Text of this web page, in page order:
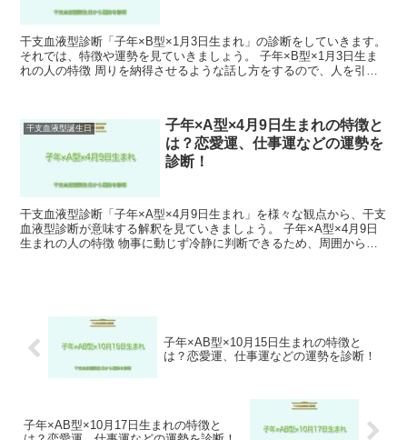
干支血液型診断「子年×B型×1月3日生まれ」の診断をしていきます。
それでは、特徴や運勢を見ていきましょう。 子年×B型×1月3日生ま
れの人の特徴 周りを納得させるような話し方をするので、人を引き
干支血液型誕生日
子年×A型×4月9日生まれの特徴と
は？恋愛運、仕事運などの運勢を
診断！
干支血液型診断「子年×A型×4月9日生まれ」を様々な観点から、干支
血液型診断が意味する解釈を見ていきましょう。 子年×A型×4月9日
生まれの人の特徴 物事に動じず冷静に判断できるため、周囲からの
子年×AB型×10月15日生まれの特徴と
は？恋愛運、仕事運などの運勢を診断！
子年×AB型×10月17日生まれの特徴と